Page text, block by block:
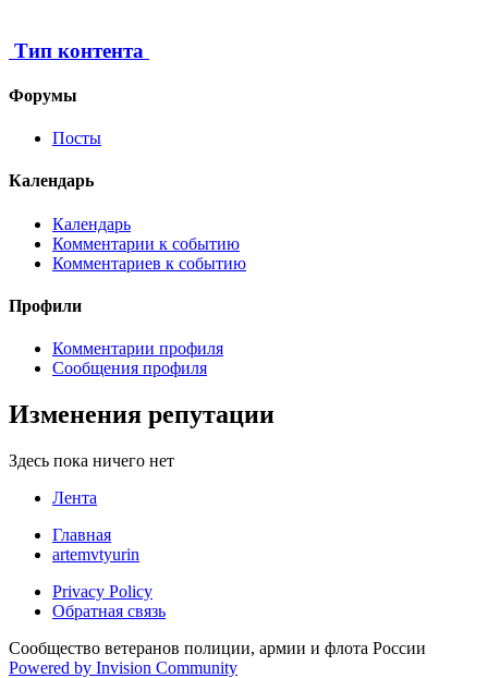
Тип контента
Форумы
Посты
Календарь
Календарь
Комментарии к событию
Комментариев к событию
Профили
Комментарии профиля
Сообщения профиля
Изменения репутации
Здесь пока ничего нет
Лента
Главная
artemvtyurin
Privacy Policy
Обратная связь
Сообщество ветеранов полиции, армии и флота России
Powered by Invision Community